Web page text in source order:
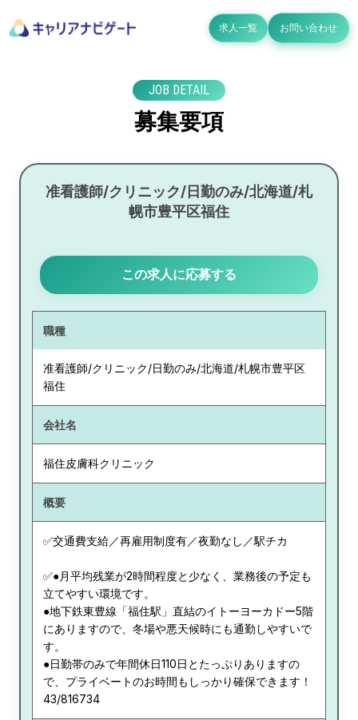
求人一覧 お問い合わせ
JOB DETAIL
募集要項
准看護師/クリニック/日勤のみ/北海道/札
幌市豊平区福住
この求人に応募する
職種
准看護師/クリニック/日勤のみ/北海道/札幌市豊平区
福住
会社名
福住皮膚科クリニック
概要
✅交通費支給／再雇用制度有／夜勤なし／駅チカ
✅●月平均残業が2時間程度と少なく、業務後の予定も
立てやすい環境です。
●地下鉄東豊線「福住駅」直結のイトーヨーカドー5階
にありますので、冬場や悪天候時にも通勤しやすいで
す。
●日勤帯のみで年間休日110日とたっぷりありますの
で、プライベートのお時間もしっかり確保できます！
43/816734